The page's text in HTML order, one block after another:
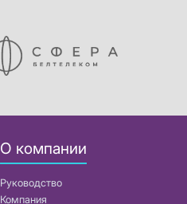
О компании
Руководство
Компания